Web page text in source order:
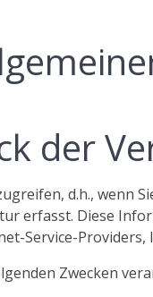
der
d.h.,
erfasst. Diese
Service-Providers,
Zwecken